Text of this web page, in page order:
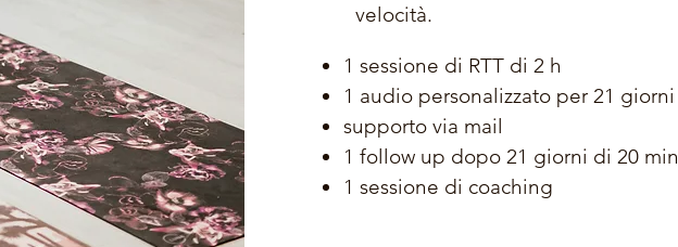
velocità.
1 sessione di RTT di 2 h
1 audio personalizzato per 21 giorni
supporto via mail
1 follow up dopo 21 giorni di 20 min
1 sessione di coaching